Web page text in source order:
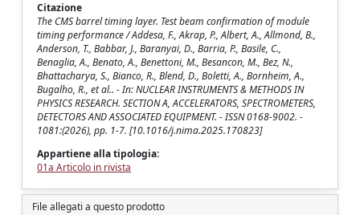
Citazione
The CMS barrel timing layer. Test beam confirmation of module
timing performance / Addesa, F., Akrap, P., Albert, A., Allmond, B.,
Anderson, T., Babbar, J., Baranyai, D., Barria, P., Basile, C.,
Benaglia, A., Benato, A., Benettoni, M., Besancon, M., Bez, N.,
Bhattacharya, S., Bianco, R., Blend, D., Boletti, A., Bornheim, A.,
Bugalho, R., et al.. - In: NUCLEAR INSTRUMENTS & METHODS IN
PHYSICS RESEARCH. SECTION A, ACCELERATORS, SPECTROMETERS,
DETECTORS AND ASSOCIATED EQUIPMENT. - ISSN 0168-9002. -
1081:(2026), pp. 1-7. [10.1016/j.nima.2025.170823]
Appartiene alla tipologia:
01a Articolo in rivista
File allegati a questo prodotto